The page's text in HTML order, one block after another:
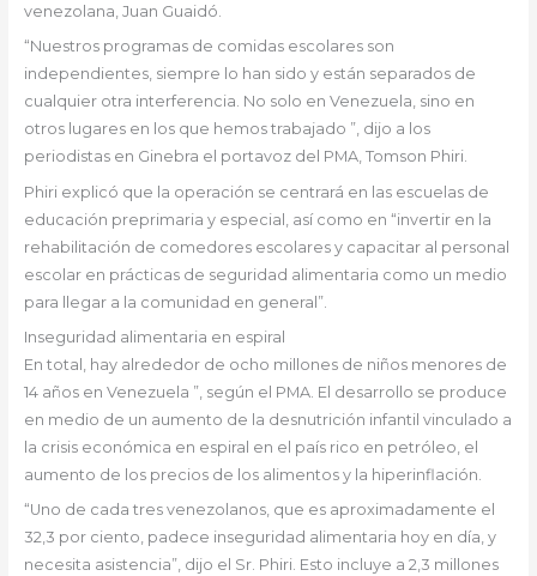
venezolana, Juan Guaidó.
“Nuestros programas de comidas escolares son
independientes, siempre lo han sido y están separados de
cualquier otra interferencia. No solo en Venezuela, sino en
otros lugares en los que hemos trabajado ”, dijo a los
periodistas en Ginebra el portavoz del PMA, Tomson Phiri.
Phiri explicó que la operación se centrará en las escuelas de
educación preprimaria y especial, así como en “invertir en la
rehabilitación de comedores escolares y capacitar al personal
escolar en prácticas de seguridad alimentaria como un medio
para llegar a la comunidad en general”.
Inseguridad alimentaria en espiral
En total, hay alrededor de ocho millones de niños menores de
14 años en Venezuela ”, según el PMA. El desarrollo se produce
en medio de un aumento de la desnutrición infantil vinculado a
la crisis económica en espiral en el país rico en petróleo, el
aumento de los precios de los alimentos y la hiperinflación.
“Uno de cada tres venezolanos, que es aproximadamente el
32,3 por ciento, padece inseguridad alimentaria hoy en día, y
necesita asistencia”, dijo el Sr. Phiri. Esto incluye a 2,3 millones